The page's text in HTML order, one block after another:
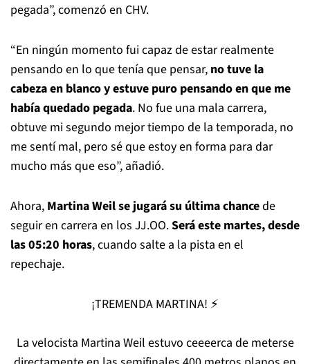
pegada”, comenzó en CHV.
“En ningún momento fui capaz de estar realmente
pensando en lo que tenía que pensar, no tuve la
cabeza en blanco y estuve puro pensando en que me
había quedado pegada. No fue una mala carrera,
obtuve mi segundo mejor tiempo de la temporada, no
me sentí mal, pero sé que estoy en forma para dar
mucho más que eso”, añadió.
Ahora, Martina Weil se jugará su última chancede
seguir en carrera en los JJ.OO.Será este martes, desde
las 05:20 horas, cuando salte a la pista en el
repechaje.
¡TREMENDA MARTINA! ⚡️
La velocista Martina Weil estuvo ceeeerca de meterse